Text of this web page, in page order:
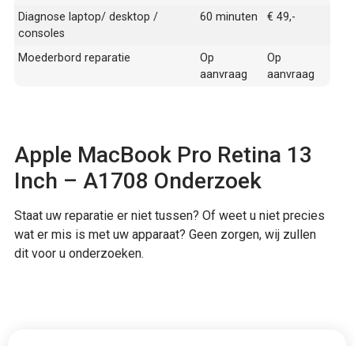
Diagnose laptop/ desktop /
consoles
60 minuten € 49,-
Moederbord reparatie
Op
aanvraag
Op
aanvraag
Apple MacBook Pro Retina 13
Inch – A1708 Onderzoek
Staat uw reparatie er niet tussen? Of weet u niet precies
wat er mis is met uw apparaat? Geen zorgen, wij zullen
dit voor u onderzoeken.